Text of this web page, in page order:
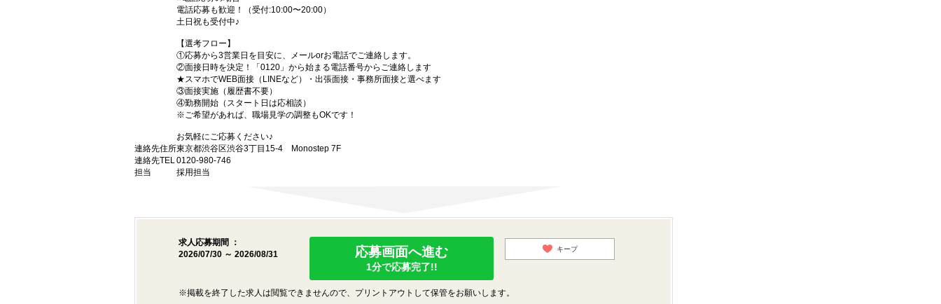
電話応募も歓迎！（受付:10:00〜20:00）
土日祝も受付中♪
【選考フロー】
①応募から3営業日を目安に、メールorお電話でご連絡します。
②面接日時を決定！「0120」から始まる電話番号からご連絡します
★スマホでWEB面接（LINEなど）・出張面接・事務所面接と選べます
③面接実施（履歴書不要）
④勤務開始（スタート日は応相談）
※ご希望があれば、職場見学の調整もOKです！
お気軽にご応募ください♪
連絡先住所東京都渋谷区渋谷3丁目15-4 Monostep 7F
連絡先TEL0120-980-746
担当
採用担当
求人応募期間 ：
2026/07/30 ～ 2026/08/31
応募画面へ進む
1分で応募完了!!
キープ
※掲載を終了した求人は閲覧できませんので、プリントアウトして保管をお願いします。